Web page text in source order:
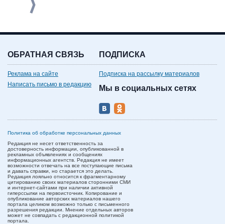
ОБРАТНАЯ СВЯЗЬ
Реклама на сайте
Написать письмо в редакцию
ПОДПИСКА
Подписка на рассылку материалов
Мы в социальных сетях
Политика об обработке персональных данных
Редакция не несет ответственность за
достоверность информации, опубликованной в
рекламных объявлениях и сообщениях
информационных агентств. Редакция не имеет
возможности отвечать на все поступающие письма
и давать справки, но старается это делать.
Редакция лояльно относится к фрагментарному
цитированию своих материалов сторонними СМИ
и интернет-сайтами при наличии активной
гиперссылки на первоисточник. Копирование и
опубликование авторских материалов нашего
портала целиком возможно только с письменного
разрешения редакции. Мнение отдельных авторов
может не совпадать с редакционной политикой
портала.